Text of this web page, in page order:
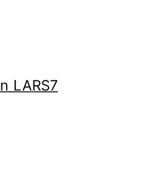
LARS7